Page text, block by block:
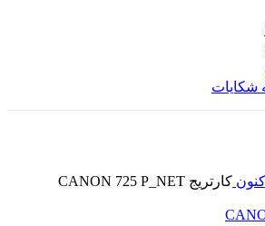
شکایات
کارتریج CANON 725 P_NET